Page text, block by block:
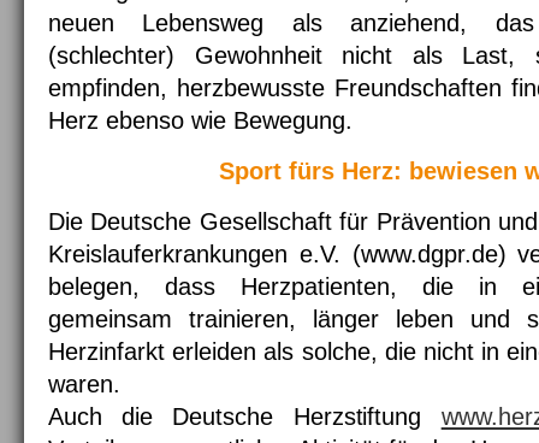
neuen Lebensweg als anziehend,
(schlechter) Gewohnheit nicht als Last,
empfinden, herzbewusste Freundschaften
Herz ebenso wie Bewegung.
Sport fürs Herz: bewiesen
Die Deutsche Gesellschaft für Prävention
Kreislauferkrankungen e.V. (www.dgpr.de)
belegen, dass Herzpatienten, die in
gemeinsam trainieren, länger leben und
Herzinfarkt erleiden als solche, die nicht in
waren.
Auch die Deutsche Herzstiftung